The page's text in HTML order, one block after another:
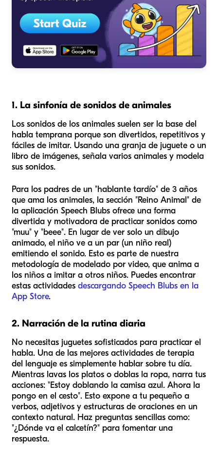
1. La sinfonía de sonidos de animales
Los sonidos de los animales suelen ser la base del
habla temprana porque son divertidos, repetitivos y
fáciles de imitar. Usando una granja de juguete o un
libro de imágenes, señala varios animales y modela
sus sonidos.
Para los padres de un "hablante tardío" de 3 años
que ama los animales, la sección "Reino Animal" de
la aplicación Speech Blubs ofrece una forma
divertida y motivadora de practicar sonidos como
"muu" y "beee". En lugar de ver solo un dibujo
animado, el niño ve a un par (un niño real)
emitiendo el sonido. Esto es parte de nuestra
metodología de modelado por video, que anima a
los niños a imitar a otros niños. Puedes encontrar
estas actividades descargando Speech Blubs en la
App Store.
2. Narración de la rutina diaria
No necesitas juguetes sofisticados para practicar el
habla. Una de las mejores actividades de terapia
del lenguaje es simplemente hablar sobre tu día.
Mientras lavas los platos o doblas la ropa, narra tus
acciones: "Estoy doblando la camisa azul. Ahora la
pongo en el cesto". Esto expone a tu pequeño a
verbos, adjetivos y estructuras de oraciones en un
contexto natural. Haz preguntas sencillas como:
"¿Dónde va el calcetín?" para fomentar una
respuesta.